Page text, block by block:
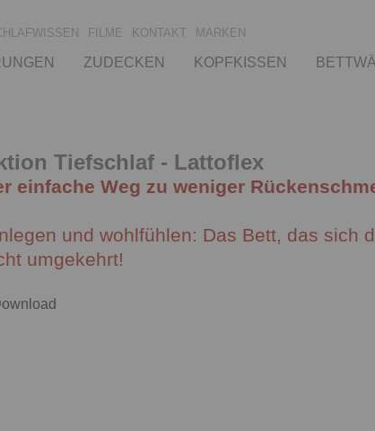
FILME KONTAKT MARKEN
ZUDECKEN KOPFKISSEN
Tiefschlaf - Lattoflex
einfache Weg zu weniger
und wohlfühlen: Das Bett, das sich
umgekehrt!